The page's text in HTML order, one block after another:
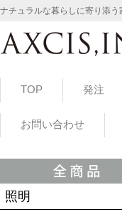
ナチュラルな暮らしに寄り添
TOP 発注
お問い合わせ
照明